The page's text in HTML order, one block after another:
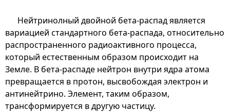
Нейтринолный двойной бета-распад является
вариацией стандартного бета-распада, относительно
распространенного радиоактивного процесса,
который естественным образом происходит на
Земле. В бета-распаде нейтрон внутри ядра атома
превращается в протон, высвобождая электрон и
антинейтрино. Элемент, таким образом,
трансформируется в другую частицу.